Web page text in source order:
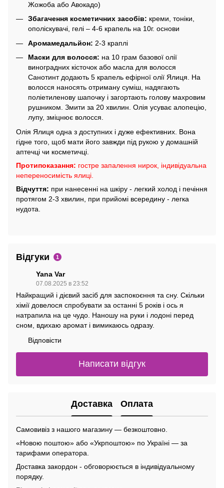
Жожоба або Авокадо)
Збагачення косметичних засобів: креми, тоніки,
ополіскувачі, гелі – 4-6 крапель на 10г. основи
Аромамедальйон: 2-3 краплі
Маски для волосся: на 10 грам базової олії
виноградних кісточок або масла для волосся
Санотинт додають 5 крапель ефірної олії Ялиця. На
волосся наносять отриману суміш, надягають
поліетиленову шапочку і загортають голову махровим
рушником. Змити за 20 хвилин. Олія усуває алопецію,
лупу, зміцнює волосся.
Олія Ялиця одна з доступних і дуже ефективних. Вона
гідне того, щоб мати його завжди під рукою у домашній
аптечці чи косметичці.
Протипоказання: гостре запалення нирок, індивідуальна
непереносимість ялиці.
Відчуття: при нанесенні на шкіру - легкий холод і печіння
протягом 2-3 хвилин, при прийомі всередину - легка
нудота.
Відгуки 1
Yana Var
07.08.2025 в 23:52
Найкращий і дієвий засіб для заспокоєння та сну. Скільки
хімії довелося спробувати за останні 5 років і ось я
натрапила на це чудо. Наношу на руки і лодоні перед
сном, вдихаю аромат і вимикаюсь одразу.
Відповісти
Написати відгук
Доставка Оплата
Самовивіз з нашого магазину — безкоштовно.
«Новою поштою» або «Укрпоштою» по Україні — за
тарифами оператора.
Доставка закордон - обговорюється в індивідуальному
порядку.